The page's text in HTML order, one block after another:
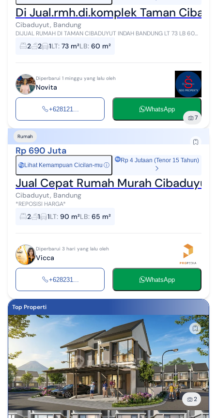
Di Jual.rmh.di.komplek Taman
Cibaduyut, Bandung
DIJUAL RUMAH DI TAMAN CIBADUYUT INDAH BANDUNG LT 73 LB 60
KT 2 KM 2 SHM CARPORT 1 LISTRIK 1300 AIR JETPUMP HADAP BARAT
HARGA 460 JUTA nego Id
2 2 1LT: 73 m²LB: 60 m²
Diperbarui 1 minggu yang lalu oleh
Novita
+628121... WhatsApp
7
Rumah
Rp 690 Juta
Rp Lihat Kemampuan Cicilan-mu ⓘ
Rp 4 Jutaan (Tenor 15 Tahun)
Jual Cepat Rumah Murah Cibaduyut
Cibaduyut, Bandung
*REPOSISI HARGA*
2 1 1LT: 90 m²LB: 65 m²
Diperbarui 3 hari yang lalu oleh
Vicca
+628231... WhatsApp
Top Properti
2